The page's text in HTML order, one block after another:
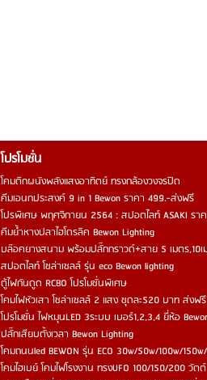
โปรโมชั่น
โคมติกผนังพลังแสงอาทิตย์ ทรงกล้องวงจรปิด
คีมเอนกประสงค์ 9 in 1 Bewon ราคา 499.-ส่งฟรี
โปรพิเศษ พฤศจิกายน 2564 : สปอตไลท์ ASAKI รา
คีมย้ำหางปลาไฮโดรลิค Bewon Lighting
บล๊อคยางสนาม พร้อมปลั๊กกราวด์+สาย 5 เมตร,10เ
สปอตไลท์ โซล่าเซลล์ รุ่น eco Bewon lighting
ตู้ไฟกันดูด RCBO โปรโมชั่นพิเศษ
โคมไฟหัวเสา โซล่าเซลล์ 2 แสง ชุดละ520 บาท ส่งฟรี
โปรโมชั่น ไฟหมุนLED 3ระบบ เบอร์1,2,3,4 ยี่ห้อ
ปลั๊กเสียบตั้งเวลา Bewon Lighting
โคมถนนled BEWON รุ่น ECO 30w/50w/100w/
โคมไฮเบย์ โคมไฟโรงงาน ทรงUFO 100/150/200 วั